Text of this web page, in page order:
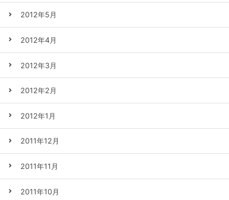
2012年5月
2012年4月
2012年3月
2012年2月
2012年1月
2011年12月
2011年11月
2011年10月